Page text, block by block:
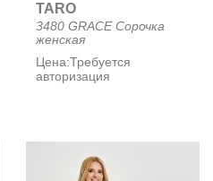
TARO
3480 GRACE Сорочка
женская
Цена:Требуется
авторизация